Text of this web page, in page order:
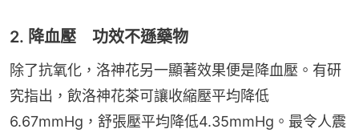
2. 降血壓 功效不遜藥物
除了抗氧化，洛神花另一顯著效果便是降血壓。有研
究指出，飲洛神花茶可讓收縮壓平均降低
6.67mmHg，舒張壓平均降低4.35mmHg。最令人震